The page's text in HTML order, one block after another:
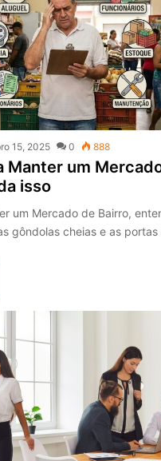
15, 2025 0 888
Manter um
isso
um Mercado de Bairro,
gôndolas cheias e as